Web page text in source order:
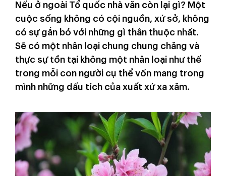
Nếu ở ngoài Tổ quốc nhà văn còn lại gì? Một
cuộc sống không có cội nguồn, xứ sở, không
có sự gắn bó với những gì thân thuộc nhất.
Sẽ có một nhân loại chung chung chăng và
thực sự tồn tại không một nhân loại như thế
trong mỗi con người cụ thể vốn mang trong
mình những dấu tích của xuất xứ xa xăm.